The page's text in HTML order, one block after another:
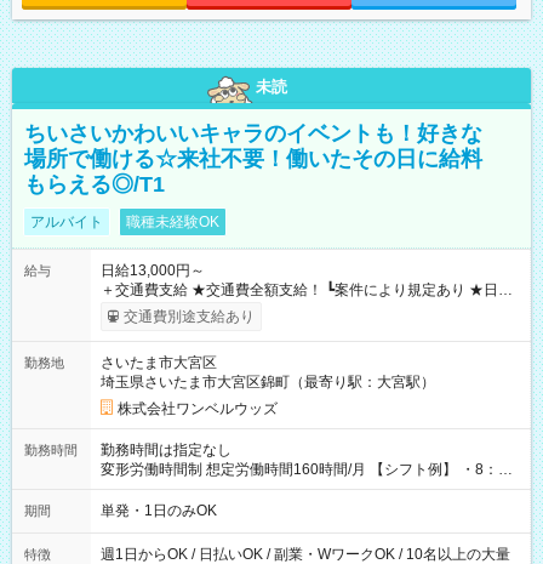
未読
ちいさいかわいいキャラのイベントも！好きな
場所で働ける☆来社不要！働いたその日に給料
もらえる◎/T1
アルバイト 職種未経験OK
給与
日給13,000円～
＋交通費支給 ★交通費全額支給！ ┗案件により規定あり ★日払
いOK！（規定あり） ┗働いたその日に現金GET♪ お仕事後はコ
ンビニATMから 日払い分を引き落とせます！ 【試用期間】試
交通費別途支給あり
勤務地
さいたま市大宮区
埼玉県さいたま市大宮区錦町（最寄り駅：大宮駅）
株式会社ワンベルウッズ
勤務時間
勤務時間は指定なし
変形労働時間制 想定労働時間160時間/月 【シフト例】 ・8：00
～21：00
期間 単発・1日のみOK
特徴
週1日からOK / 日払いOK / 副業・WワークOK / 10名以上の大量